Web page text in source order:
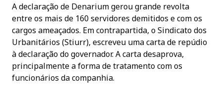
A declaração de Denarium gerou grande revolta
entre os mais de 160 servidores demitidos e com os
cargos ameaçados. Em contrapartida, o Sindicato dos
Urbanitários (Stiurr), escreveu uma carta de repúdio
à declaração do governador. A carta desaprova,
principalmente a forma de tratamento com os
funcionários da companhia.